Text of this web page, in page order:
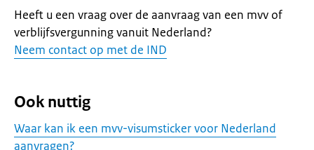
Heeft u een vraag over de aanvraag van een mvv of
verblijfsvergunning vanuit Nederland?
Neem contact op met de IND
Ook nuttig
Waar kan ik een mvv-visumsticker voor Nederland
aanvragen?